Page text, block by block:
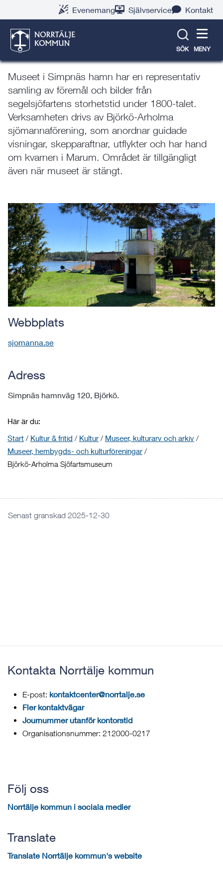
Evenemang Självservice Kontakt
SÖK MENY
Björkö-Arholma
Sjöfartsmuseum
Museet i Simpnäs hamn har en representativ
samling av föremål och bilder från
segelsjöfartens storhetstid under 1800-talet.
Verksamheten drivs av Björkö-Arholma
sjömannaförening, som anordnar guidade
visningar, skepparaftnar, utflykter och har hand
om kvarnen i Marum. Området är tillgängligt
även när museet är stängt.
Webbplats
sjomanna.se
Adress
Simpnäs hamnväg 120, Björkö.
Här är du:
Start / Kultur & fritid / Kultur / Museer, kulturarv och arkiv /
Museer, hembygds- och kulturföreningar /
Björkö-Arholma Sjöfartsmuseum
Senast granskad 2025-12-30
Kontakta Norrtälje kommun
E-post: kontaktcenter@norrtalje.se
Fler kontaktvägar
Journummer utanför kontorstid
Organisationsnummer: 212000-0217
Följ oss
Norrtälje kommun i sociala medier
Translate
Translate Norrtälje kommun's website